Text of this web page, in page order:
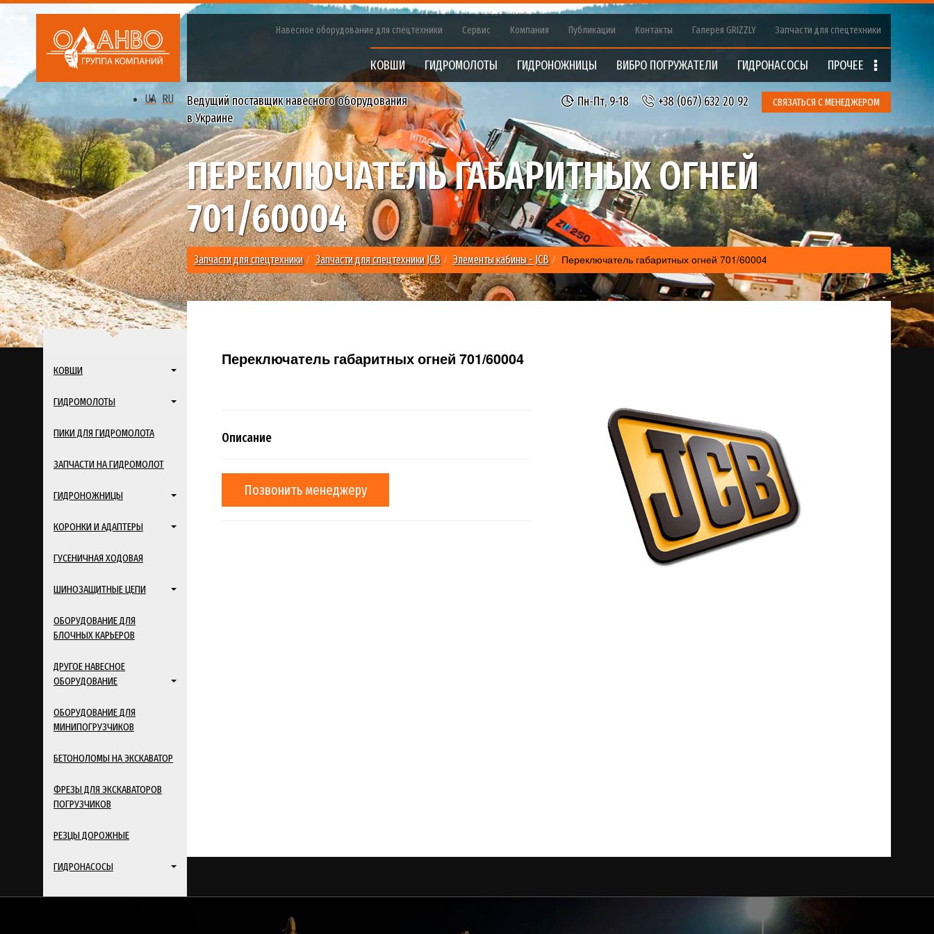
Навесное оборудование для спецтехники Сервис Компания Публикации Контакты Галерея GRIZZLY Запчасти для спецтехники
КОВШИ ГИДРОМОЛОТЫ ГИДРОНОЖНИЦЫ ВИБРО ПОГРУЖАТЕЛИ ГИДРОНАCOCЫ ПРОЧЕЕ
UA RU
Ведущий поставщик навесного оборудования
в Украине
Пн-Пт, 9-18 +38 (067) 632 20 92 СВЯЗАТЬСЯ С МЕНЕДЖЕРОМ
ПЕРЕКЛЮЧАТЕЛЬ ГАБАРИТНЫХ ОГНЕЙ
701/60004
Запчасти для спецтехники Запчасти для спецтехники JCB Элементы кабины - JCB Переключатель габаритных огней 701/60004
КОВШИ
ГИДРОМОЛОТЫ
ПИКИ ДЛЯ ГИДРОМОЛОТА
ЗАПЧАСТИ НА ГИДРОМОЛОТ
ГИДРОНОЖНИЦЫ
КОРОНКИ И АДАПТЕРЫ
ГУСЕНИЧНАЯ ХОДОВАЯ
ШИНОЗАЩИТНЫЕ ЦЕПИ
ОБОРУДОВАНИЕ ДЛЯ
БЛОЧНЫХ КАРЬЕРОВ
ДРУГОЕ НАВЕСНОЕ
ОБОРУДОВАНИЕ
ОБОРУДОВАНИЕ ДЛЯ
МИНИПОГРУЗЧИКОВ
БЕТОНОЛОМЫ НА ЭКСКАВАТОР
ФРЕЗЫ ДЛЯ ЭКСКАВАТОРОВ
ПОГРУЗЧИКОВ
РЕЗЦЫ ДОРОЖНЫЕ
ГИДРОНАСОСЫ
Переключатель габаритных огней 701/60004
Описание
Позвонить менеджеру